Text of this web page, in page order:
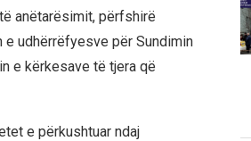
anëtarësimit, përfshirë
udhërrëfyesve për Sundimin
e kërkesave të tjera që
e përkushtuar ndaj